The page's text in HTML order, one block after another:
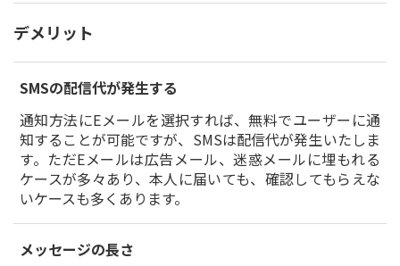
デメリット
SMSの配信代が発生する
通知方法にEメールを選択すれば、無料でユーザーに通
知することが可能ですが、SMSは配信代が発生いたしま
す。ただEメールは広告メール、迷惑メールに埋もれる
ケースが多々あり、本人に届いても、確認してもらえな
いケースも多くあります。
メッセージの長さ